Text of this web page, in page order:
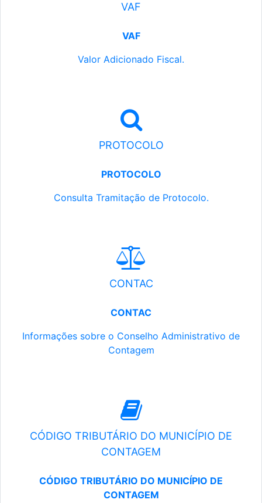
VAF
VAF
Valor Adicionado Fiscal.
PROTOCOLO
PROTOCOLO
Consulta Tramitação de Protocolo.
CONTAC
CONTAC
Informações sobre o Conselho Administrativo de
Contagem
CÓDIGO TRIBUTÁRIO DO MUNICÍPIO DE
CONTAGEM
CÓDIGO TRIBUTÁRIO DO MUNICÍPIO DE
CONTAGEM